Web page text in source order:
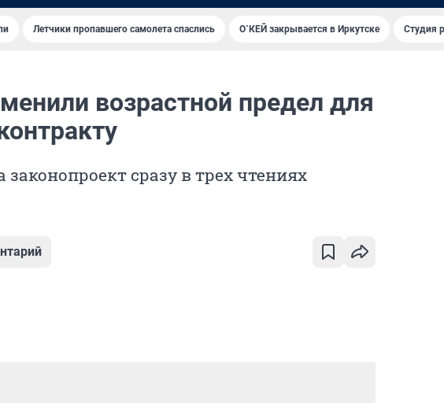
Летчики пропавшего самолета спаслись О`КЕЙ закрывается в Иркутске Студия
возрастной предел для
сразу в трех чтениях